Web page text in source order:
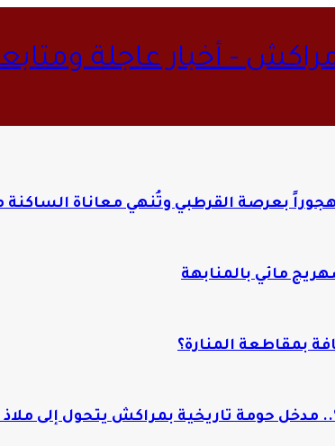
مراكش - أخبار عاجلة
بعرصة القرطبي وتُنهي معاناة الساكنة
مائي بالمنابهة
بمقاطعة المنارة؟
مدخل حومة تاريخية بمراكش يتحول إلى ملاذ